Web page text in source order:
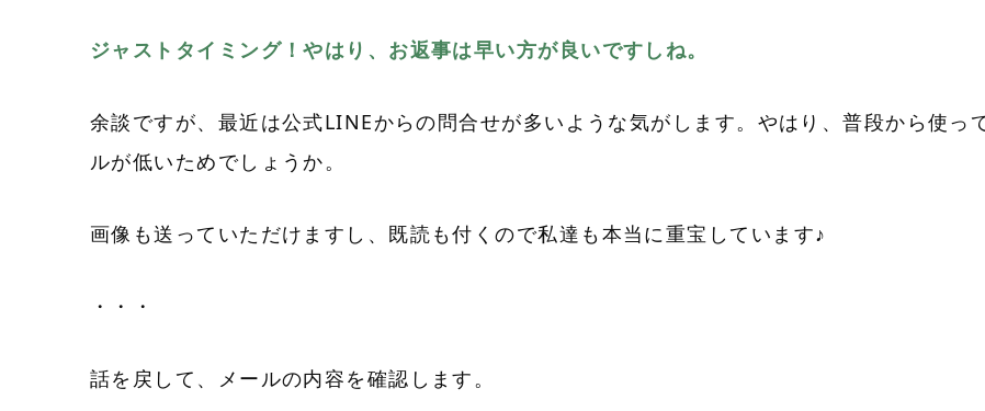
ジャストタイミング！やはり、お返事は早い方が良いですしね。
余談ですが、最近は公式LINEからの問合せが多いような気がします。やはり、普段から使っ
ルが低いためでしょうか。
画像も送っていただけますし、既読も付くので私達も本当に重宝しています♪
・・・
話を戻して、メールの内容を確認します。